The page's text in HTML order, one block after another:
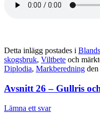
Detta inlägg postades i
skogsbruk, Viltbete och
Diplodia, Markberedning den
Avsnitt 26 – Gullris
Lämna ett svar